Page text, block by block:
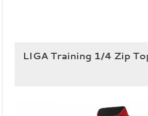
LIGA Training 1/4 Zip